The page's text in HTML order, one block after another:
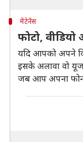
मेंटेनेंस
फोटो,
यदि आपको अपने
इसके अलावा वो
जब आप अपना फोन